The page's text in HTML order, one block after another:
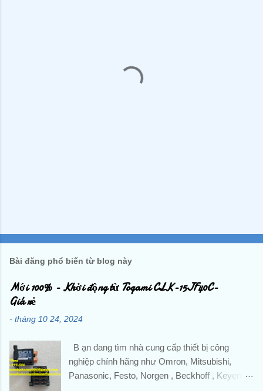
Bài đăng phổ biến từ blog này
Mới 100% - Khởi động từ Togami CLK-15JF40C-
Giá rẻ
- tháng 10 24, 2024
B ạn đang tìm nhà cung cấp thiết bị công
nghiệp chính hãng như Omron, Mitsubishi,
Panasonic, Festo, Norgen , Beckhoff , Keyence